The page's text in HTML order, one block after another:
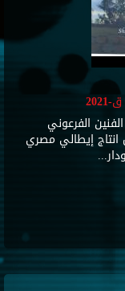
الفرعوني
انتاج إيطالي مصري